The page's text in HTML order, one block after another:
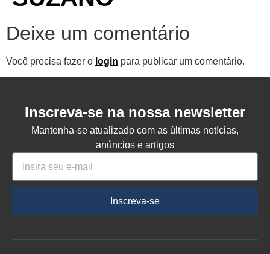
Deixe um comentário
Você precisa fazer o login para publicar um comentário.
Inscreva-se na nossa newsletter
Mantenha-se atualizado com as últimas notícias,
anúncios e artigos
Inscreva-se